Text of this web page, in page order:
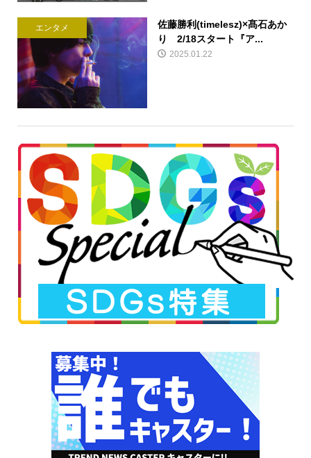
エンタメ
佐藤勝利(timelesz)×髙石あか
り 2/18スタート『ア...
2025.01.22